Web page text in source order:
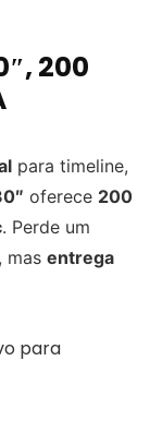
200
para timeline,
oferece 200
. Perde um
mas entrega
para